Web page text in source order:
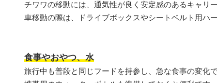
チワワの移動には、通気性が良く安定感のあるキャリ
車移動の際は、ドライブボックスやシートベルト用ハ
食事やおやつ、水
旅行中も普段と同じフードを持参し、急な食事の変化